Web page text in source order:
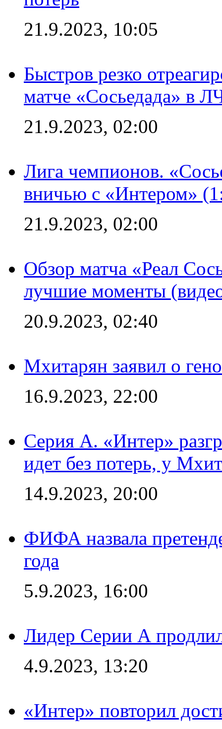
21.9.2023, 10:05
Быстров резко
матче «Сосьедада» в
21.9.2023, 02:00
Лига чемпионов.
вничью с «Интером»
21.9.2023, 02:00
Обзор матча «Реал
лучшие моменты
20.9.2023, 02:40
Мхитарян заявил о
16.9.2023, 22:00
Серия А. «Интер»
идет без потерь, у
14.9.2023, 20:00
ФИФА назвала
года
5.9.2023, 16:00
Лидер Серии А
4.9.2023, 13:20
«Интер» повторил